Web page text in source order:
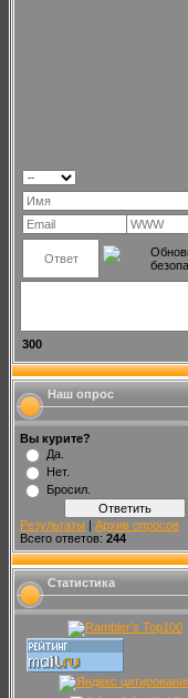
300
Наш опрос
Вы курите?
Да.
Нет.
Бросил.
Результаты | Архив опросов
Всего ответов: 244
Статистика